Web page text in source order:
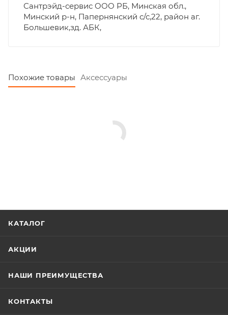
Сантрэйд-сервис ООО РБ, Минская обл.,
Минский р-н, Папернянский с/с,22, район аг.
Большевик,зд. АБК,
Похожие товары Аксессуары
КАТАЛОГ
АКЦИИ
НАШИ ПРЕИМУЩЕСТВА
КОНТАКТЫ